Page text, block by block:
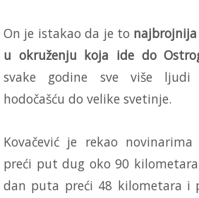
On je istakao da je to
u okruženju koja ide do
svake godine sve više
hodočašću do velike svetinje.
Kovačević je rekao
preći put dug oko 90
dan puta preći 48 kilometara i